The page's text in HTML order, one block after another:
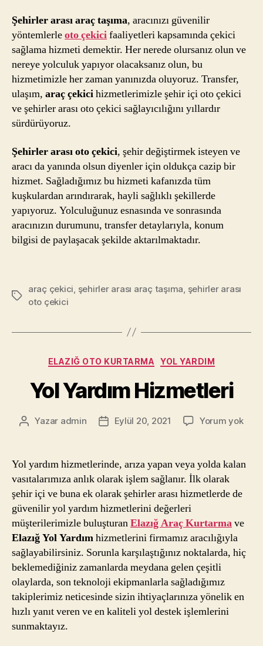
Şehirler arası araç taşıma, aracınızı güvenilir
yöntemlerleoto çekicifaaliyetleri kapsamında çekici
sağlama hizmeti demektir. Her nerede olursanız olun ve
nereye yolculuk yapıyor olacaksanız olun, bu
hizmetimizle her zaman yanınızda oluyoruz. Transfer,
ulaşım, araç çekicihizmetlerimizle şehir içi oto çekici
ve şehirler arası oto çekici sağlayıcılığını yıllardır
sürdürüyoruz.
Şehirler arası oto çekici, şehir değiştirmek isteyen ve
aracı da yanında olsun diyenler için oldukça cazip bir
hizmet. Sağladığımız bu hizmeti kafanızda tüm
kuşkulardan arındırarak, hayli sağlıklı şekillerde
yapıyoruz. Yolculuğunuz esnasında ve sonrasında
aracınızın durumunu, transfer detaylarıyla, konum
bilgisi de paylaşacak şekilde aktarılmaktadır.
Etiketler
araç çekici şehirler arası araç taşıma şehirler arası
oto çekici
Kategoriler
ELAZIĞ OTO KURTARMA YOL YARDIM
Yol Yardım Hizmetleri
Yazının
Yazar admin
YazıEylül 20, 2021 Yorum yokYol
Yol yardım hizmetlerinde, arıza yapan veya yolda kalan
vasıtalarımıza anlık olarak işlem sağlanır. İlk olarak
şehir içi ve buna ek olarak şehirler arası hizmetlerde de
güvenilir yol yardım hizmetlerini değerleri
müşterilerimizle buluşturanElazığ Araç Kurtarmave
Elazığ Yol Yardımhizmetlerini firmamız aracılığıyla
sağlayabilirsiniz. Sorunla karşılaştığınız noktalarda, hiç
beklemediğiniz zamanlarda meydana gelen çeşitli
olaylarda, son teknoloji ekipmanlarla sağladığımız
takiplerimiz neticesinde sizin ihtiyaçlarınıza yönelik en
hızlı yanıt veren ve en kaliteli yol destek işlemlerini
sunmaktayız.